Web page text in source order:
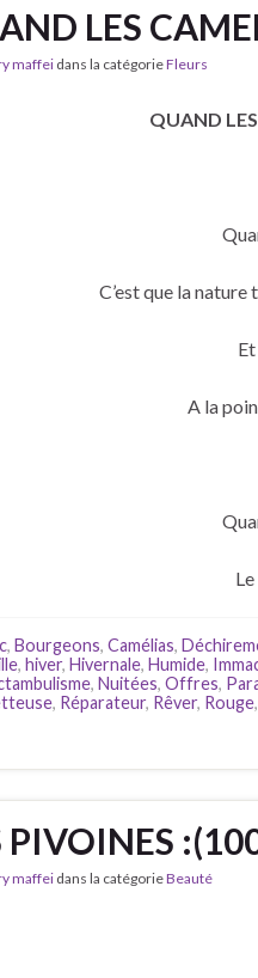
LES
maffei dans la catégorieFleurs
QUAND
C’est que la
A la
, Bourgeons, Camélias,
, hiver, Hivernale, Humide,
, Nuitées, Offres,
, Réparateur, Rêver, Rouge
PIVOINES
maffei dans la catégorieBeauté